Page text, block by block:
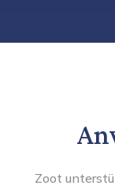
Zoot